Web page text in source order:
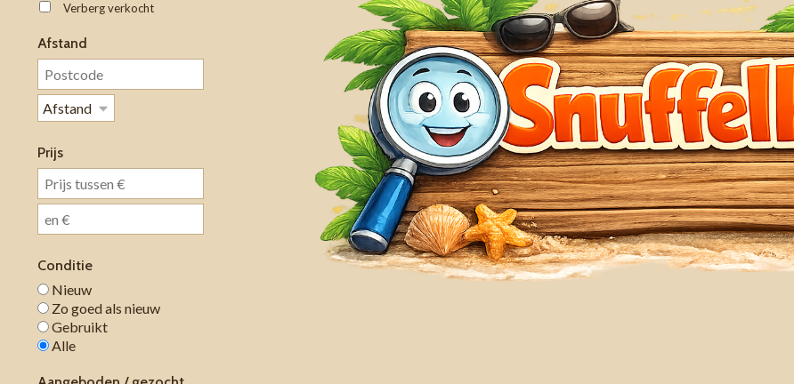
Verberg verkocht
Afstand
Prijs
Conditie
Nieuw
Zo goed als nieuw
Gebruikt
Alle